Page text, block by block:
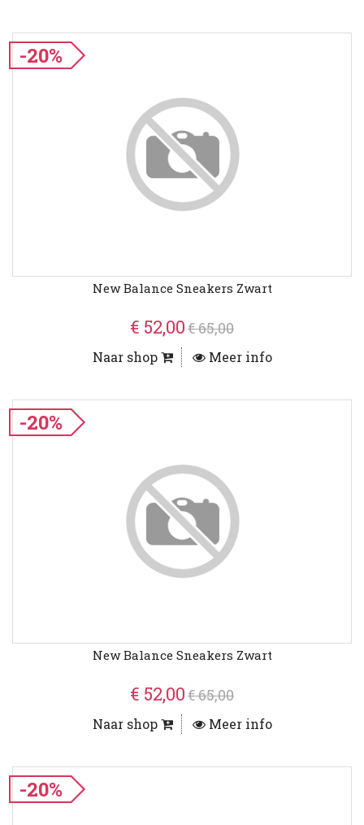
-20%
New Balance Sneakers Zwart
€ 52,00€ 65,00
Naar shop Meer info
-20%
New Balance Sneakers Zwart
€ 52,00€ 65,00
Naar shop Meer info
-20%